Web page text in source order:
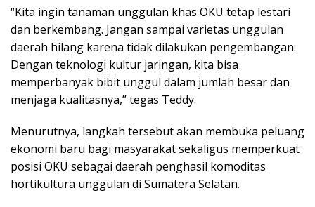
“Kita ingin tanaman unggulan khas OKU tetap lestari
dan berkembang. Jangan sampai varietas unggulan
daerah hilang karena tidak dilakukan pengembangan.
Dengan teknologi kultur jaringan, kita bisa
memperbanyak bibit unggul dalam jumlah besar dan
menjaga kualitasnya,” tegas Teddy.
Menurutnya, langkah tersebut akan membuka peluang
ekonomi baru bagi masyarakat sekaligus memperkuat
posisi OKU sebagai daerah penghasil komoditas
hortikultura unggulan di Sumatera Selatan.